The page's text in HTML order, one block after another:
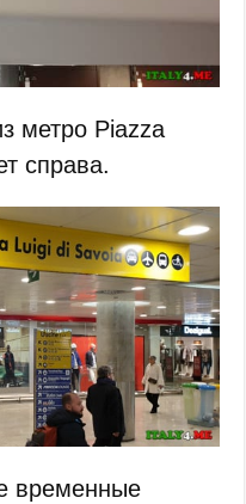
метро Piazza
справа.
временные